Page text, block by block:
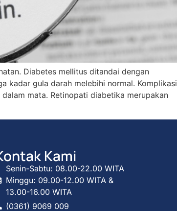
Diabetes mellitus ditandai dengan
kadar gula darah melebihi normal. Komplikasi
mata. Retinopati diabetika merupakan
Kami
Senin-Sabtu: 08.00-22.00 WITA
Minggu: 09.00-12.00 WITA &
13.00-16.00 WITA
(0361) 9069 009